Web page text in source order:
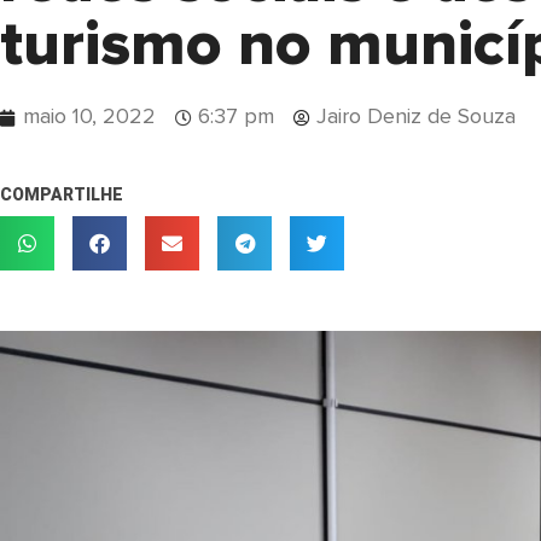
turismo no
maio 10, 2022 6:37 pm Jairo Deniz de Souza
COMPARTILHE